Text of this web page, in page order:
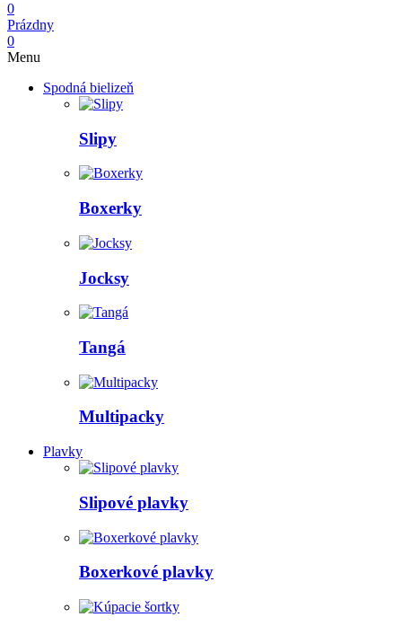
0
Prázdny
0
Menu
Spodná bielizeň
Slipy
Boxerky
Jocksy
Tangá
Multipacky
Plavky
Slipové plavky
Boxerkové plavky